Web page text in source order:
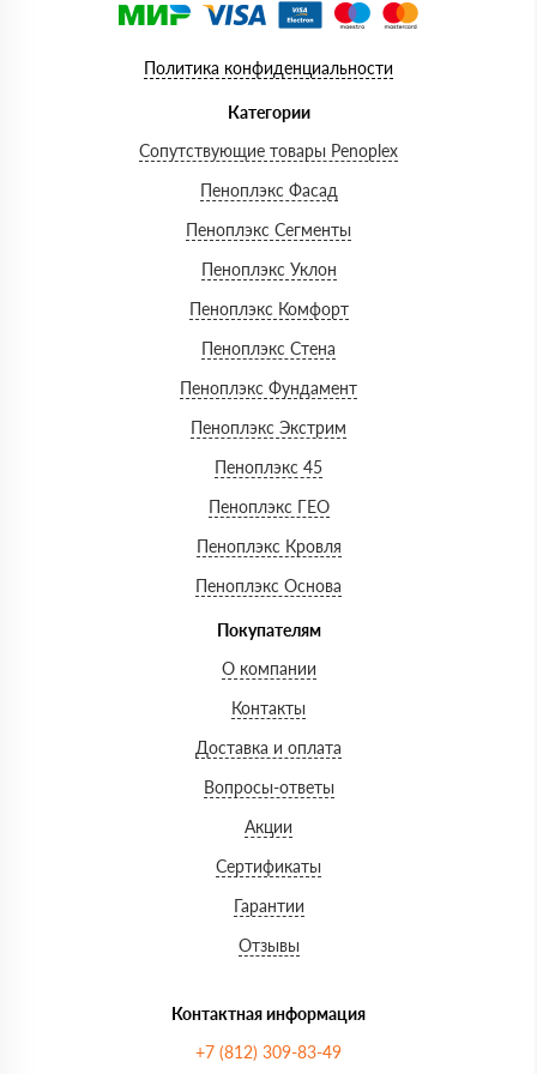
Политика конфиденциальности
Категории
Сопутствующие товары Penoplex
Пеноплэкс Фасад
Пеноплэкс Сегменты
Пеноплэкс Уклон
Пеноплэкс Комфорт
Пеноплэкс Стена
Пеноплэкс Фундамент
Пеноплэкс Экстрим
Пеноплэкс 45
Пеноплэкс ГЕО
Пеноплэкс Кровля
Пеноплэкс Основа
Покупателям
О компании
Контакты
Доставка и оплата
Вопросы-ответы
Акции
Сертификаты
Гарантии
Отзывы
Контактная информация
+7 (812) 309-83-49